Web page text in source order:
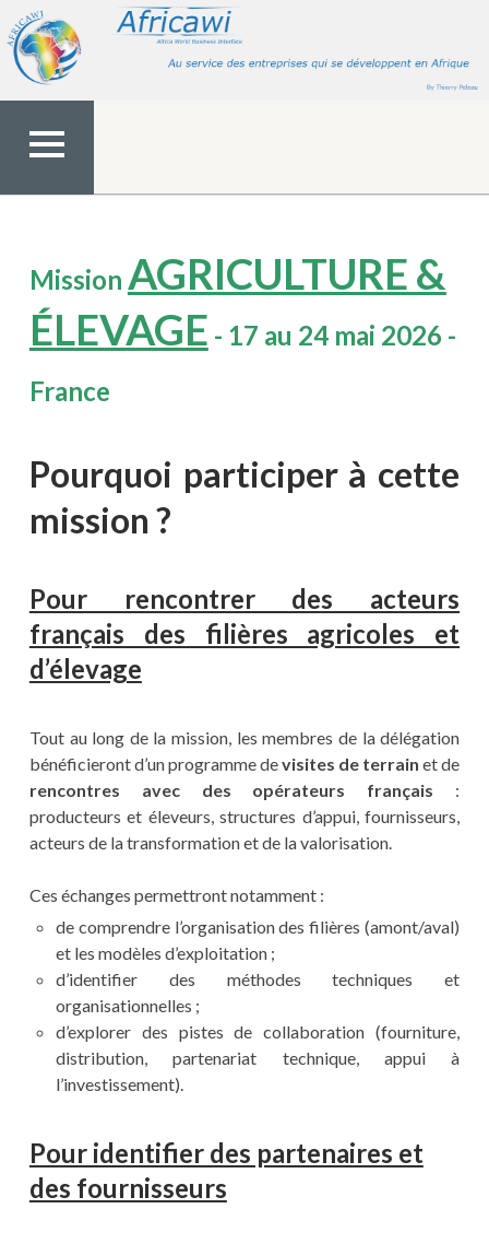
contenu
MENU
Mission AGRICULTURE &
ÉLEVAGE - 17 au 24 mai 2026 -
France
Pourquoi participer à cette
mission ?
Pour rencontrer des acteurs
français des filières agricoles et
d’élevage
Tout au long de la mission, les membres de la délégation
bénéficieront d’un programme devisites de terrain et de
rencontres avec des opérateurs français :
producteurs et éleveurs, structures d’appui, fournisseurs,
acteurs de la transformation et de la valorisation.
Ces échanges permettront notamment :
de comprendre l’organisation des filières (amont/aval)
et les modèles d’exploitation ;
d’identifier des méthodes techniques et
organisationnelles ;
d’explorer des pistes de collaboration (fourniture,
distribution, partenariat technique, appui à
l’investissement).
Pour identifier des partenaires et
des fournisseurs